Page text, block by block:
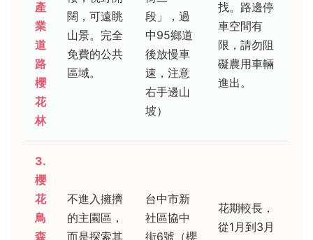
產
業
道
路
櫻
花
林
闊，可遠眺
山景。完全
免費的公共
區域。
段」，過
中95鄉道
後放慢車
速，注意
右手邊山
坡）
找。路邊停
車空間有
限，請勿阻
礙農用車輛
進出。
3.
櫻
花
鳥
森
不進入擁擠
的主園區，
而是探索其
台中市新
社區協中
街6號（櫻
花期較長，
從1月到3月